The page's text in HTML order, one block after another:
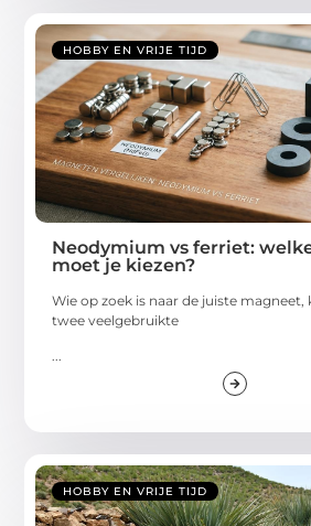
HOBBY EN VRIJE TIJD
Neodymium vs ferriet:
moet je kiezen?
Wie op zoek is naar de juiste
twee veelgebruikte
...
HOBBY EN VRIJE TIJD